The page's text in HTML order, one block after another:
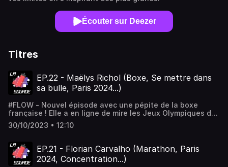
Écouter sur Deezer
Titres
EP.22 - Maëlys Richol (Boxe, Se mettre dans
sa bulle, Paris 2024...)
#FLOW - Nouvel épisode avec une pépite de la boxe
française ! Elle a en ligne de mire les Jeux Olympiques de
Paris 2024. Elle n'a que 18 ans et elle est déjà
championne d'Europe et championne de France dans sa
routine d'avant combat pour se mettre dans sa bulle.
30/10/2023 • 12:10
EP.21 - Florian Carvalho (Marathon, Paris
2024, Concentration...)